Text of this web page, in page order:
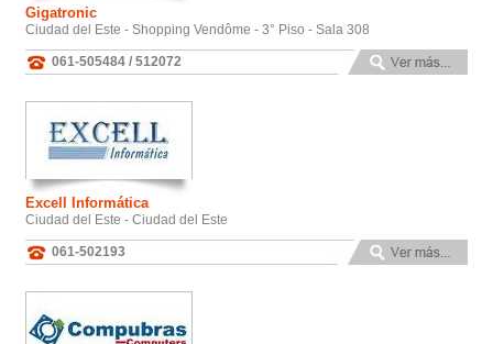
Gigatronic
Ciudad del Este - Shopping Vendôme - 3° Piso - Sala 308
061-505484 / 512072
Excell Informática
Ciudad del Este - Ciudad del Este
061-502193